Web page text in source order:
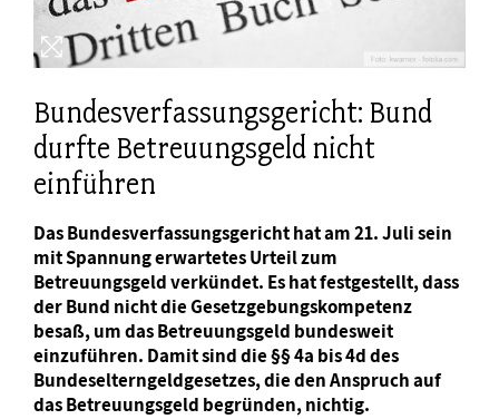
Bundesverfassungsgericht: Bund
durfte Betreuungsgeld nicht
einführen
Das Bundesverfassungsgericht hat am 21. Juli sein
mit Spannung erwartetes Urteil zum
Betreuungsgeld verkündet. Es hat festgestellt, dass
der Bund nicht die Gesetzgebungskompetenz
besaß, um das Betreuungsgeld bundesweit
einzuführen. Damit sind die §§ 4a bis 4d des
Bundeselterngeldgesetzes, die den Anspruch auf
das Betreuungsgeld begründen, nichtig.